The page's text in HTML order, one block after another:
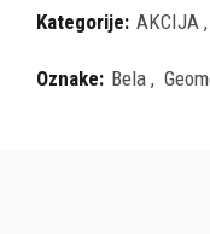
Kategorije: AKCIJA ,
Oznake: Bela ,